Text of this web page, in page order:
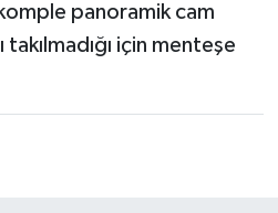
panoramik cam
takılmadığı için menteşe